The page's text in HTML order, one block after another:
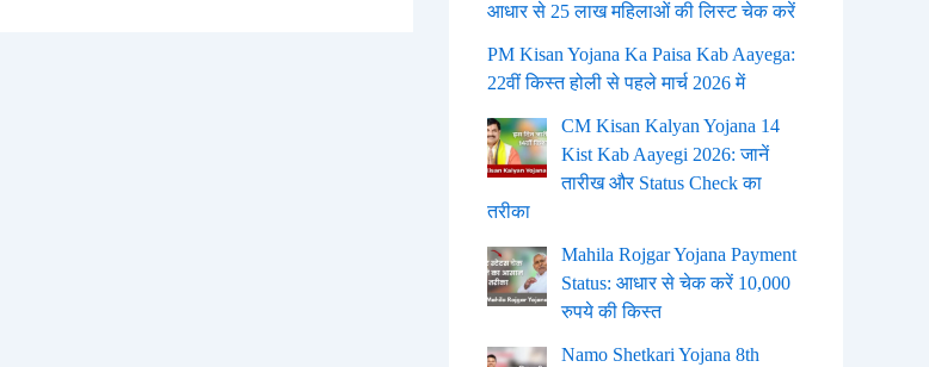
आधार से 25 लाख महिलाओं की लिस्ट चेक करें
PM Kisan Yojana Ka Paisa Kab Aayega:
22वीं किस्त होली से पहले मार्च 2026 में
CM Kisan Kalyan Yojana 14
Kist Kab Aayegi 2026: जानें
तारीख और Status Check का
तरीका
Mahila Rojgar Yojana Payment
Status: आधार से चेक करें 10,000
रुपये की किस्त
Namo Shetkari Yojana 8th